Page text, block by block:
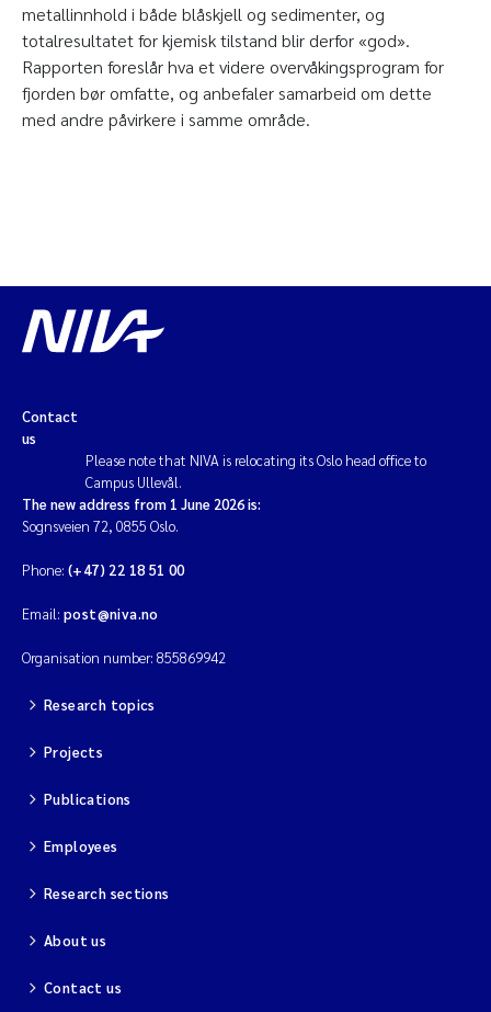
metallinnhold i både blåskjell og sedimenter, og
totalresultatet for kjemisk tilstand blir derfor «god».
Rapporten foreslår hva et videre overvåkingsprogram for
fjorden bør omfatte, og anbefaler samarbeid om dette
med andre påvirkere i samme område.
Contact
us
Please note that NIVA is relocating its Oslo head office to
Campus Ullevål.
The new address from 1 June 2026 is:
Sognsveien 72, 0855 Oslo.
Phone: (+47) 22 18 51 00
Email: post@niva.no
Organisation number: 855869942
Research topics
Projects
Publications
Employees
Research sections
About us
Contact us